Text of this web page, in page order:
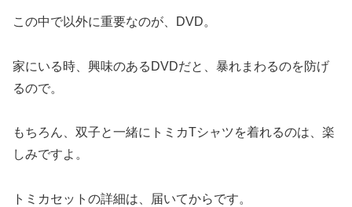
この中で以外に重要なのが、DVD。
家にいる時、興味のあるDVDだと、暴れまわるのを防げ
るので。
もちろん、双子と一緒にトミカTシャツを着れるのは、楽
しみですよ。
トミカセットの詳細は、届いてからです。